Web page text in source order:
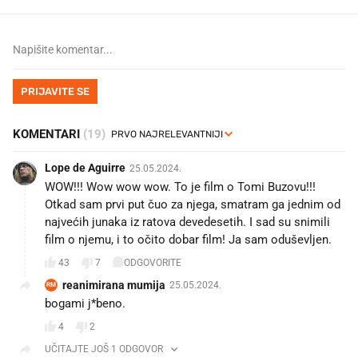
PRIJAVITE SE
KOMENTARI (19)
Lope de Aguirre 25.05.2024.
WOW!!! Wow wow wow. To je film o Tomi Buzovu!!!
Otkad sam prvi put čuo za njega, smatram ga jednim od
najvećih junaka iz ratova devedesetih. I sad su snimili
film o njemu, i to očito dobar film! Ja sam oduševljen.
43 7 ODGOVORITE
RM reanimirana mumija 25.05.2024.
bogami j*beno.
4
2
UČITAJTE JOŠ 1 ODGOVOR